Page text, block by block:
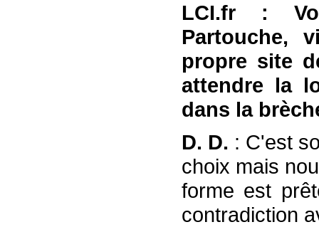
LCI.fr :
Partouche,
propre site
attendre la
dans la
D. D. : C'est
choix mais
forme est
contradiction